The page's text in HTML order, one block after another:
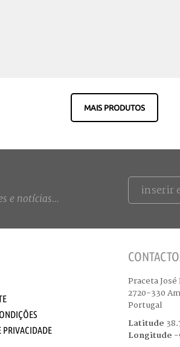
MAIS PRODUTOS
e notícias...
PRIVACIDADE
Praceta José
2720-330
Portugal
Latitude
Longitude -